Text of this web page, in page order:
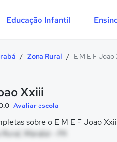
Educação Infantil
/ Zona Rural / E M E F Joao
Xxiii
Avaliar escola
sobre o E M E F Joao
Marabá - PA